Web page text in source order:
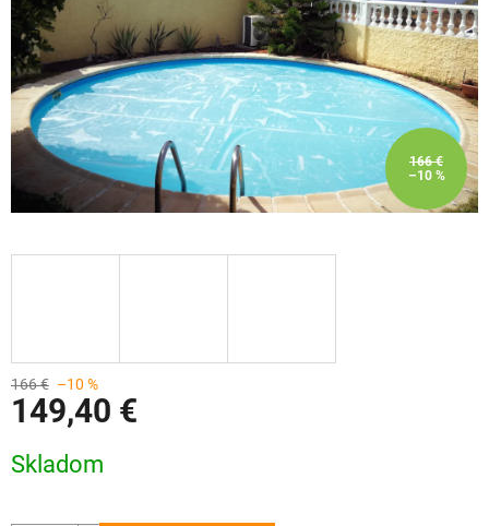
166 €
–10 %
166 € –10 %
149,40 €
cena:
Skladom